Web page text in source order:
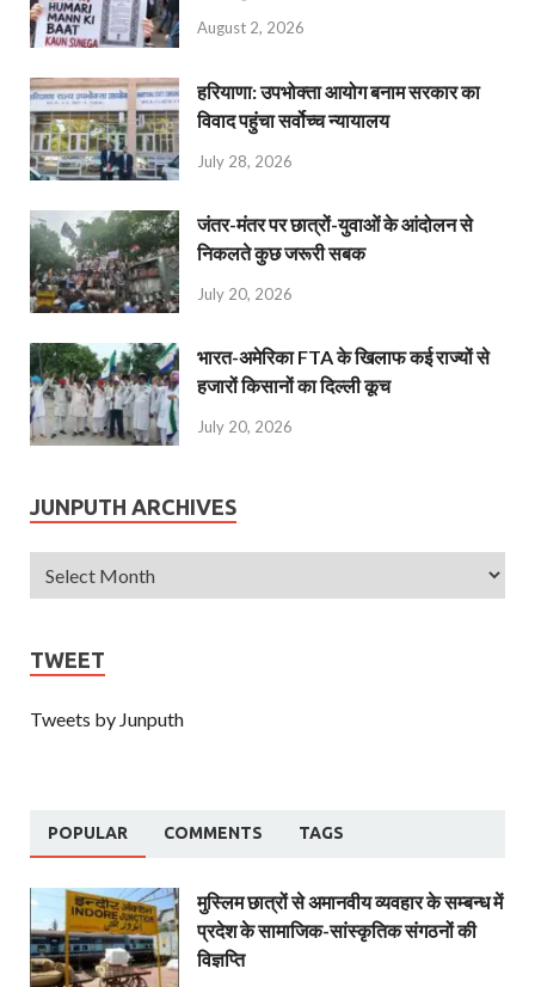
August 2, 2026
हरियाणा: उपभोक्ता आयोग बनाम सरकार का
विवाद पहुंचा सर्वोच्च न्यायालय
July 28, 2026
जंतर-मंतर पर छात्रों-युवाओं के आंदोलन से
निकलते कुछ जरूरी सबक
July 20, 2026
भारत-अमेरिका FTA के खिलाफ कई राज्यों से
हजारों किसानों का दिल्ली कूच
July 20, 2026
JUNPUTH ARCHIVES
TWEET
Tweets by Junputh
POPULAR COMMENTS TAGS
मुस्लिम छात्रों से अमानवीय व्यवहार के सम्बन्ध में
प्रदेश के सामाजिक-सांस्कृतिक संगठनों की
विज्ञप्ति